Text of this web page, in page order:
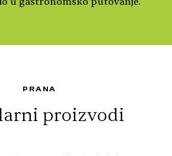
PRANA
proizvodi